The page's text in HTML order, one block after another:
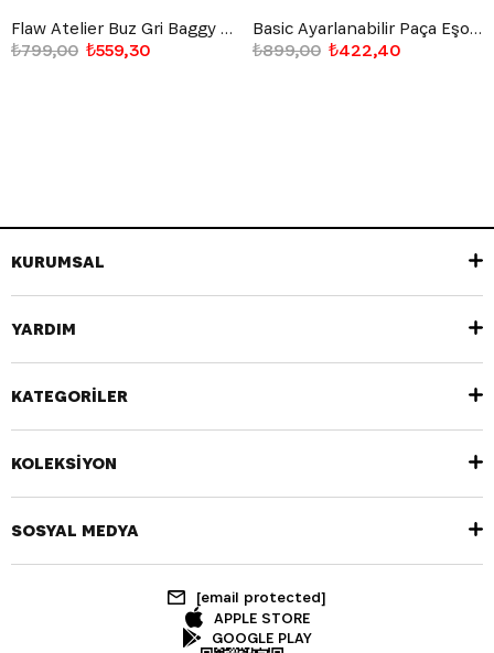
Flaw Atelier Buz Gri Baggy Eşofman Altı
₺559,30
₺799,00
Basic Ayarlanabilir Paça Eşofman Altı Kahverengi
₺422,40
₺899,00
KURUMSAL
YARDIM
KATEGORİLER
KOLEKSİYON
SOSYAL MEDYA
[email protected]
APPLE STORE
GOOGLE PLAY